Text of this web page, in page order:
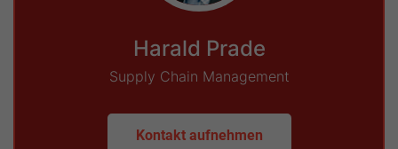
Harald Prade
Supply Chain Management
Kontakt aufnehmen